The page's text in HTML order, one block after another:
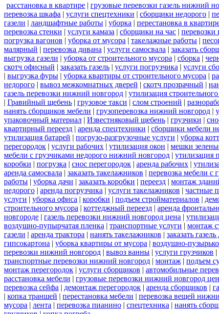
расстановка в квартире | грузовые перевозки газель нижний
перевозка шкафа | услуги спецтехники | сборщики недорого |
газели | ландшафтные работы | уборка | перестановка в
перевозка стенки | услуги камаза | сборщики на час | перевозки
погрузка вагонов | уборка от мусора | такелажные работы |
малярный | перевозка дивана | услуги самосвала | заказать
выгрузка газели | уборка от строительного мусора | сборка |
скотч офисный | заказать газель | услуги погрузчика | услуги
| выгрузка фуры | уборка квартиры от строительного мусора |
недорого | вывоз межкомнатных дверей | скотч прозрачный |
газель перевозки нижний новгород | утилизация
| Гравийный щебень | грузовое такси | слом строений |
нанять сборщиков мебели | грузоперевозка нижний новгород |
упаковочный материал | Известняковый щебень | грузчики |
квартирный переезд | аренда спецтехники | сборщики мебели
утилизация батарей | погрузо-разгрузочные услуги | уборка
перегородок | услуги рабочих | утилизация окон | мешки
мебели с грузчиками недорого нижний новгород | утилизация
коробки | погрузка | снос перегородок | аренда рабочих |
аренда самосвала | заказать такелажников | перевозка мебели с
работы | уборка дачи | заказать коробки | переезд | монтаж
недорого | аренда погрузчика | услуги такелажников | частные
услуги | уборка офиса | коробки | подъем стройматериалов |
строительного мусора | коттеджный переезд | аренда
новгороде | газель перевозки нижний новгород цена |
воздушно-пупырчатая пленка | транспортные услуги | монтаж
газели | аренда трактора | нанять такелажников | заказать
гипсокартона | уборка квартиры от мусора | воздушно-
перевозки нижний новгород | вывоз ванны | услуги грузчиков |
транспортные перевозки нижний новгород | монтаж | подъем
монтаж перегородок | услуги сборщиков | автомобильные
расстановка мебели | грузовые перевозки нижний новгород
перевозка сейфа | демонтаж перегородок | аренда сборщиков |
| копка траншей | перестановка мебели | перевозка вещей
мусора | лента | перевозка пианино | спецтехника | нанять